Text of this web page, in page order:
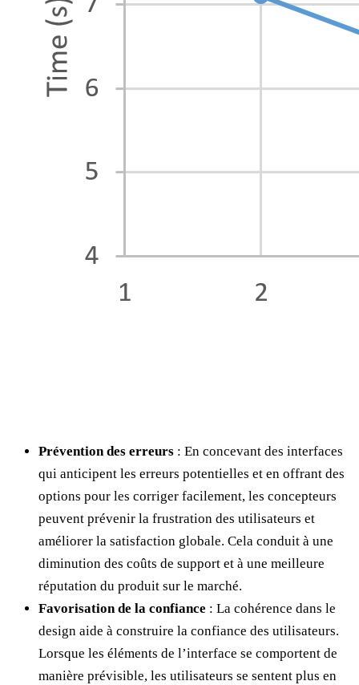
Prévention des erreurs : En concevant des interfaces
qui anticipent les erreurs potentielles et en offrant des
options pour les corriger facilement, les concepteurs
peuvent prévenir la frustration des utilisateurs et
améliorer la satisfaction globale. Cela conduit à une
diminution des coûts de support et à une meilleure
réputation du produit sur le marché.
Favorisation de la confiance : La cohérence dans le
design aide à construire la confiance des utilisateurs.
Lorsque les éléments de l’interface se comportent de
manière prévisible, les utilisateurs se sentent plus en